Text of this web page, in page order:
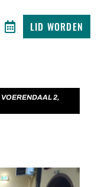
LID WORDEN
VOERENDAAL 2,